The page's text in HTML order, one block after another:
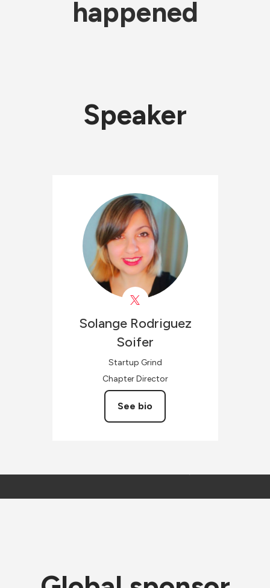
happened
Speaker
Solange Rodriguez
Soifer
Startup Grind
Chapter Director
See bio